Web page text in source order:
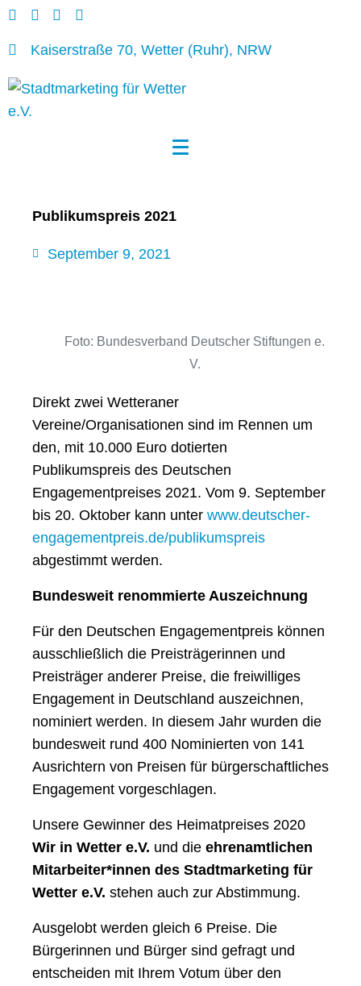
Kaiserstraße 70, Wetter (Ruhr), NRW
Publikumspreis 2021
September 9, 2021
Foto: Bundesverband Deutscher Stiftungen e.
V.
Direkt zwei Wetteraner
Vereine/Organisationen sind im Rennen um
den, mit 10.000 Euro dotierten
Publikumspreis des Deutschen
Engagementpreises 2021. Vom 9. September
bis 20. Oktober kann unter www.deutscher-
engagementpreis.de/publikumspreis
abgestimmt werden.
Bundesweit renommierte Auszeichnung
Für den Deutschen Engagementpreis können
ausschließlich die Preisträgerinnen und
Preisträger anderer Preise, die freiwilliges
Engagement in Deutschland auszeichnen,
nominiert werden. In diesem Jahr wurden die
bundesweit rund 400 Nominierten von 141
Ausrichtern von Preisen für bürgerschaftliches
Engagement vorgeschlagen.
Unsere Gewinner des Heimatpreises 2020
Wir in Wetter e.V. und die ehrenamtlichen
Mitarbeiter*innen des Stadtmarketing für
Wetter e.V. stehen auch zur Abstimmung.
Ausgelobt werden gleich 6 Preise. Die
Bürgerinnen und Bürger sind gefragt und
entscheiden mit Ihrem Votum über den